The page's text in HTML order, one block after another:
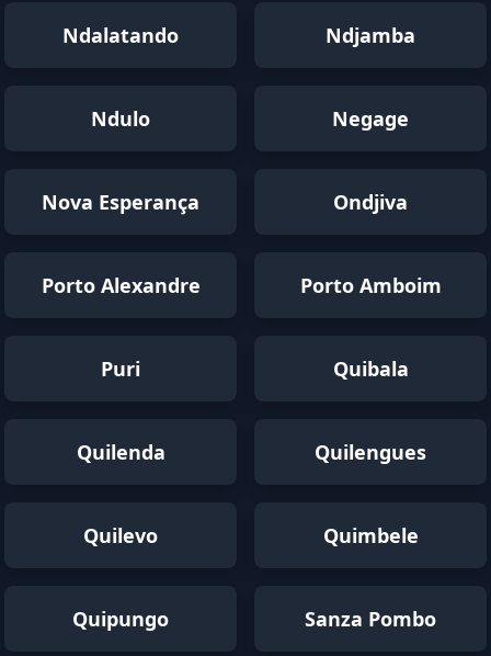
Ndalatando Ndjamba
Ndulo Negage
Nova Esperança Ondjiva
Porto Alexandre Porto Amboim
Puri Quibala
Quilenda Quilengues
Quilevo Quimbele
Quipungo Sanza Pombo